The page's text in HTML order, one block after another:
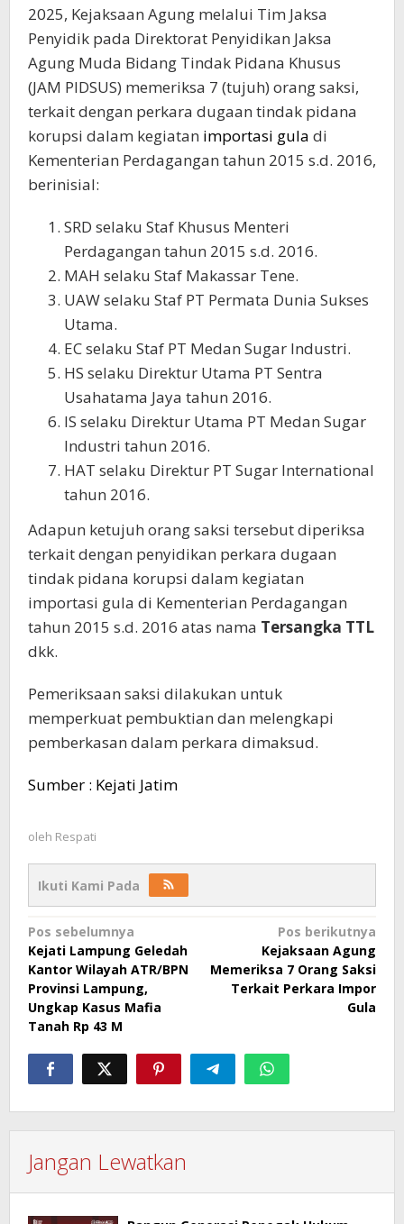
2025, Kejaksaan Agung melalui Tim Jaksa
Penyidik pada Direktorat Penyidikan Jaksa
Agung Muda Bidang Tindak Pidana Khusus
(JAM PIDSUS) memeriksa 7 (tujuh) orang saksi,
terkait dengan perkara dugaan tindak pidana
korupsi dalam kegiatan importasi gula di
Kementerian Perdagangan tahun 2015 s.d. 2016,
berinisial:
SRD selaku Staf Khusus Menteri
Perdagangan tahun 2015 s.d. 2016.
MAH selaku Staf Makassar Tene.
UAW selaku Staf PT Permata Dunia Sukses
Utama.
EC selaku Staf PT Medan Sugar Industri.
HS selaku Direktur Utama PT Sentra
Usahatama Jaya tahun 2016.
IS selaku Direktur Utama PT Medan Sugar
Industri tahun 2016.
HAT selaku Direktur PT Sugar International
tahun 2016.
Adapun ketujuh orang saksi tersebut diperiksa
terkait dengan penyidikan perkara dugaan
tindak pidana korupsi dalam kegiatan
importasi gula di Kementerian Perdagangan
tahun 2015 s.d. 2016 atas nama Tersangka TTL
dkk.
Pemeriksaan saksi dilakukan untuk
memperkuat pembuktian dan melengkapi
pemberkasan dalam perkara dimaksud.
Sumber : Kejati Jatim
oleh Respati
Ikuti Kami Pada
Navigasi
pos
Pos sebelumnya
Kejati Lampung Geledah
Kantor Wilayah ATR/BPN
Provinsi Lampung,
Ungkap Kasus Mafia
Tanah Rp 43 M
Pos berikutnya
Kejaksaan Agung
Memeriksa 7 Orang Saksi
Terkait Perkara Impor
Gula
Jangan Lewatkan